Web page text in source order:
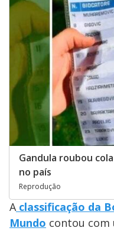
Gandula roubou
no país
Reprodução
Aclassificação da
Mundo contou com